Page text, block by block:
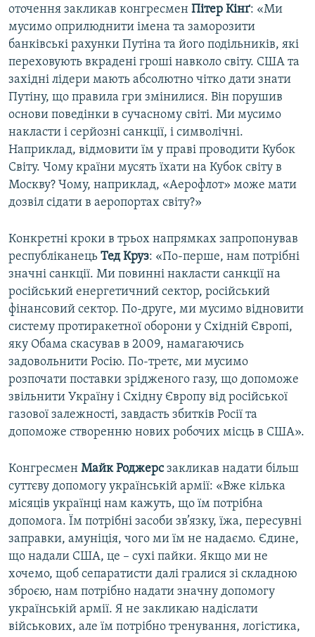
оточення закликав конгресмен Пітер Кінґ: «Ми
мусимо оприлюднити імена та заморозити
банківські рахунки Путіна та його подільників, які
переховують вкрадені гроші навколо світу. США та
західні лідери мають абсолютно чітко дати знати
Путіну, що правила гри змінилися. Він порушив
основи поведінки в сучасному світі. Ми мусимо
накласти і серйозні санкції, і символічні.
Наприклад, відмовити їм у праві проводити Кубок
Світу. Чому країни мусять їхати на Кубок світу в
Москву? Чому, наприклад, «Аерофлот» може мати
дозвіл сідати в аеропортах світу?»
Конкретні кроки в трьох напрямках запропонував
республіканець Тед Круз: «По-перше, нам потрібні
значні санкції. Ми повинні накласти санкції на
російський енергетичний сектор, російський
фінансовий сектор. По-друге, ми мусимо відновити
систему протиракетної оборони у Східній Європі,
яку Обама скасував в 2009, намагаючись
задовольнити Росію. По-третє, ми мусимо
розпочати поставки зрідженого газу, що допоможе
звільнити Україну і Східну Європу від російської
газової залежності, завдасть збитків Росії та
допоможе створенню нових робочих місць в США».
Конгресмен Майк Роджерсзакликав надати більш
суттєву допомогу українській армії: «Вже кілька
місяців українці нам кажуть, що їм потрібна
допомога. Їм потрібні засоби зв’язку, їжа, пересувні
заправки, амуніція, чого ми їм не надаємо. Єдине,
що надали США, це – сухі пайки. Якщо ми не
хочемо, щоб сепаратисти далі гралися зі складною
зброєю, нам потрібно надати значну допомогу
українській армії. Я не закликаю надіслати
військових, але їм потрібно тренування, логістика,